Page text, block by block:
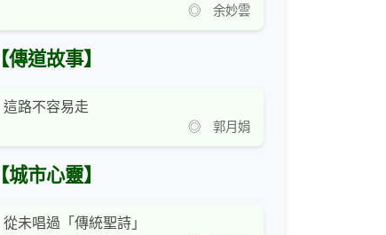
◎ 余妙雲
【傳道故事】
這路不容易走
◎ 郭月娟
【城市心靈】
從未唱過「傳統聖詩」